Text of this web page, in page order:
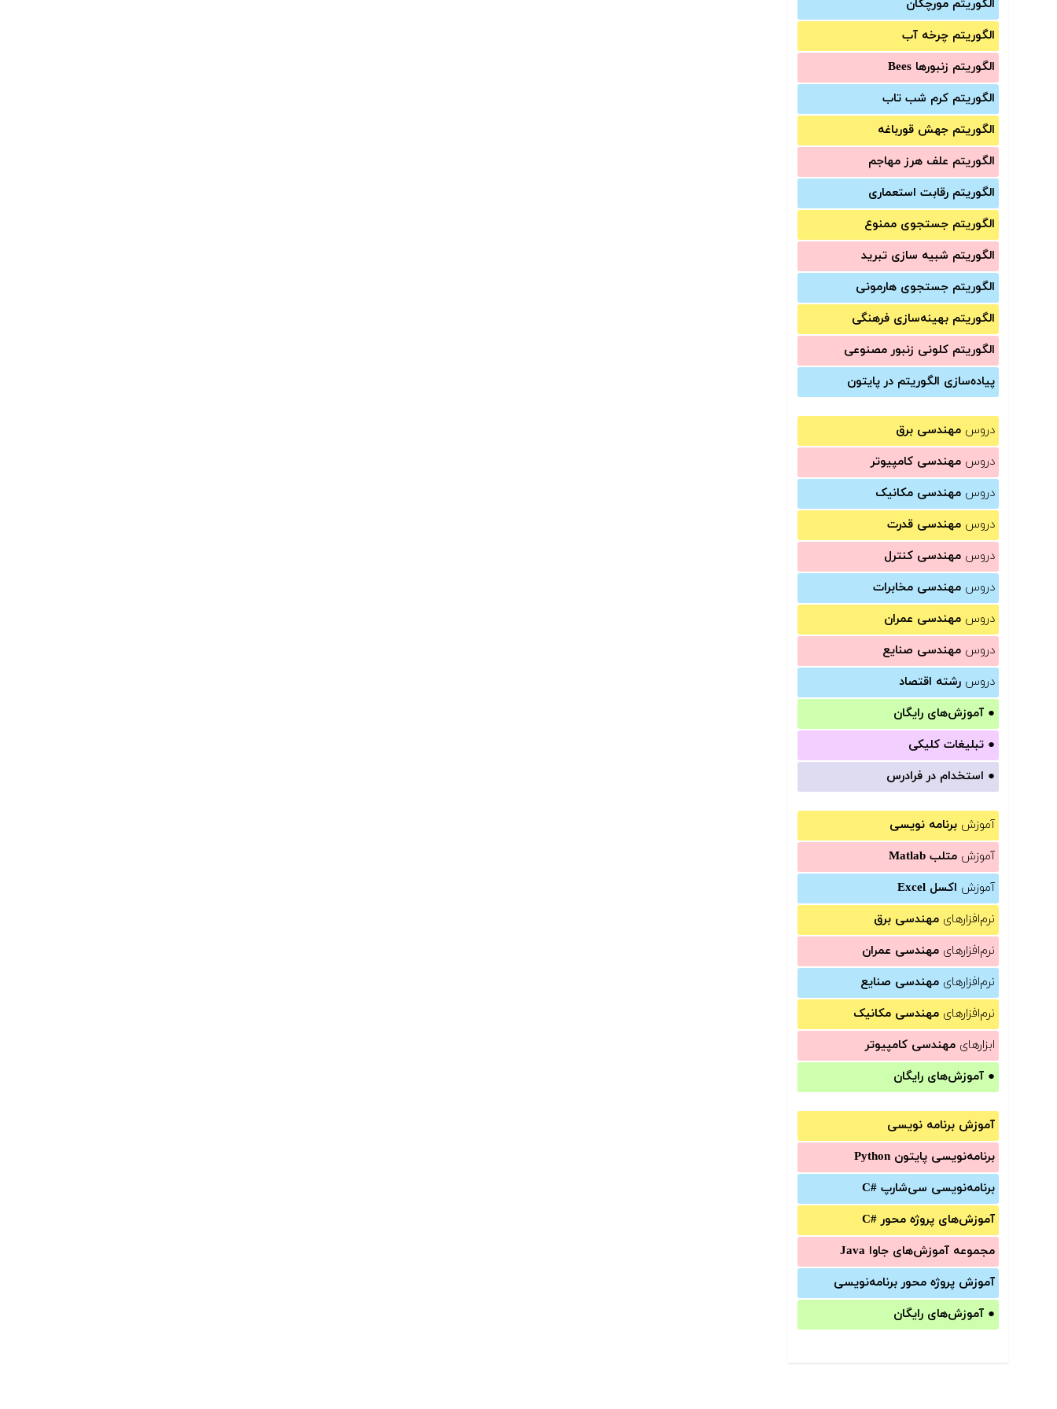
الگوریتم مورچگان
الگوریتم چرخه آب
الگوریتم زنبورها Bees
الگوریتم کرم شب تاب
الگوریتم جهش قورباغه
الگوریتم علف هرز مهاجم
الگوریتم رقابت استعماری
الگوریتم جستجوی ممنوع
الگوریتم شبیه سازی تبرید
الگوریتم جستجوی هارمونی
الگوریتم بهینه‌سازی فرهنگی
الگوریتم کلونی زنبور مصنوعی
پیاده‌سازی الگوریتم در پایتون
دروس مهندسی برق
دروس مهندسی کامپیوتر
دروس مهندسی مکانیک
دروس مهندسی قدرت
دروس مهندسی کنترل
دروس مهندسی مخابرات
دروس مهندسی عمران
دروس مهندسی صنایع
دروس رشته اقتصاد
● آموزش‌های رایگان
● تبلیغات کلیکی
● استخدام در فرادرس
آموزش برنامه نویسی
آموزش متلب Matlab
آموزش اکسل Excel
نرم‌افزارهای مهندسی برق
نرم‌افزارهای مهندسی عمران
نرم‌افزارهای مهندسی صنایع
نرم‌افزارهای مهندسی مکانیک
ابزارهای مهندسی کامپیوتر
● آموزش‌های رایگان
آموزش برنامه نویسی
برنامه‌نویسی پایتون Python
برنامه‌‌نویسی سی‌شارپ C#‎
آموزش‌های پروژه محور #C
مجموعه آموزش‌های جاوا Java
آموزش‌ پروژه محور برنامه‌نویسی
● آموزش‌های رایگان